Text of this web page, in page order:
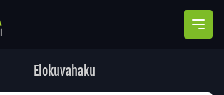
Elokuvahaku